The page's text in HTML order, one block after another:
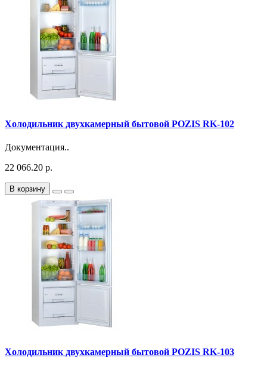
Холодильник двухкамерный бытовой POZIS RK-102
Документация..
22 066.20 р.
В корзину
Холодильник двухкамерный бытовой POZIS RK-103